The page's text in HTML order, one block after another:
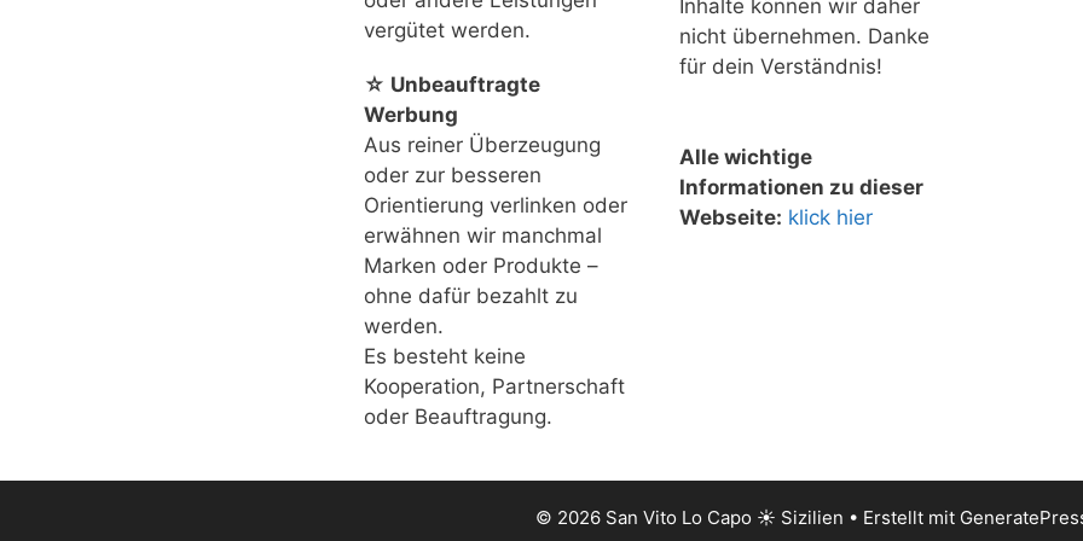
vergütet werden.
☆ Unbeauftragte
Werbung
Aus reiner Überzeugung
oder zur besseren
Orientierung verlinken oder
erwähnen wir manchmal
Marken oder Produkte –
ohne dafür bezahlt zu
werden.
Es besteht keine
Kooperation, Partnerschaft
oder Beauftragung.
Inhalte können wir daher
nicht übernehmen. Danke
für dein Verständnis!
Alle wichtige
Informationen zu dieser
Webseite: klick hier
© 2026 San Vito Lo Capo ☀️ Sizilien • Erstellt mit